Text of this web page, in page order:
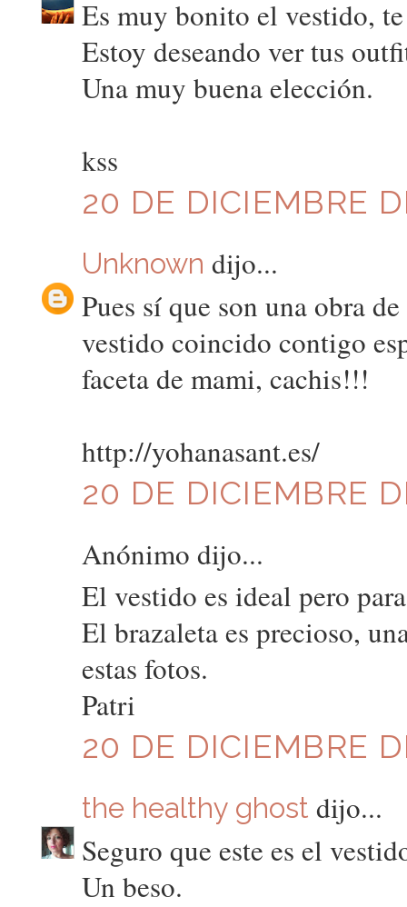
Es muy bonito el vestido,
Estoy deseando ver tus
Una muy buena elección.
kss
20 DE DICIEMBRE
Unknown dijo...
Pues sí que son una obra
vestido coincido contigo
faceta de mami, cachis!!!
http://yohanasant.es/
20 DE DICIEMBRE
Anónimo dijo...
El vestido es ideal pero
El brazaleta es precioso,
estas fotos.
Patri
20 DE DICIEMBRE
the healthy ghost dijo...
Seguro que este es el
Un beso.